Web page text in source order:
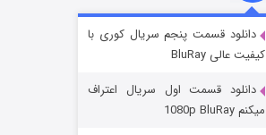
قسمت۲ (زیرنویس) منتشر شد
دانلود قسمت پنجم سریال کوری با
کیفیت عالی BluRay
دانلود قسمت اول سریال اعتراف
میکنم 1080p BluRay